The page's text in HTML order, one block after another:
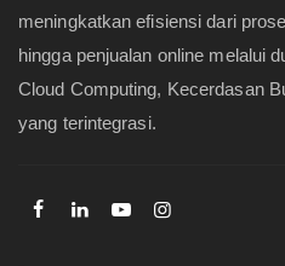
meningkatkan efisiensi dari
hingga penjualan online melalui
Cloud Computing, Kecerdasan
yang terintegrasi.